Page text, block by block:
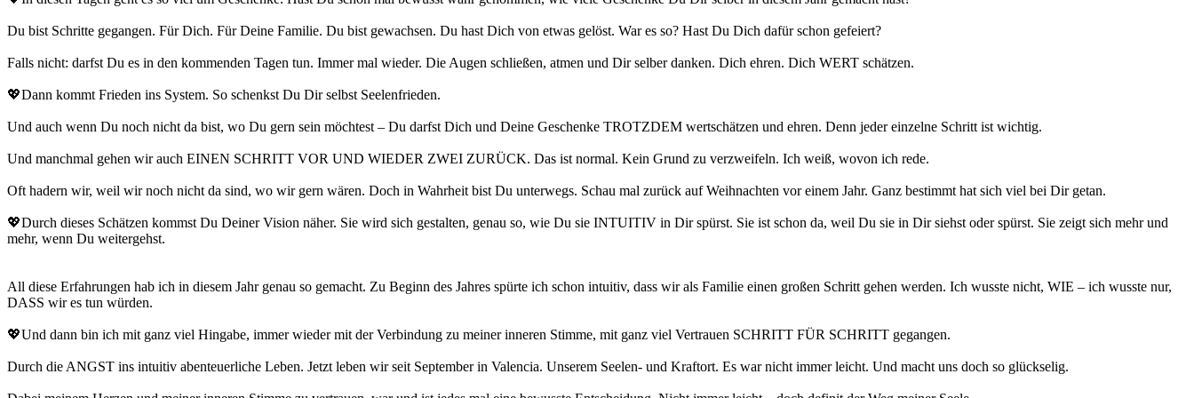
Du bist Schritte gegangen. Für Dich. Für Deine Familie. Du bist gewachsen. Du hast Dich von etwas gelöst. War es so? Hast Du Dich dafür schon gefeiert?
Falls nicht: darfst Du es in den kommenden Tagen tun. Immer mal wieder. Die Augen schließen, atmen und Dir selber danken. Dich ehren. Dich WERT schätzen.
💖Dann kommt Frieden ins System. So schenkst Du Dir selbst Seelenfrieden.
Und auch wenn Du noch nicht da bist, wo Du gern sein möchtest – Du darfst Dich und Deine Geschenke TROTZDEM wertschätzen und ehren. Denn jeder einzelne Schritt ist wichtig.
Und manchmal gehen wir auch EINEN SCHRITT VOR UND WIEDER ZWEI ZURÜCK. Das ist normal. Kein Grund zu verzweifeln. Ich weiß, wovon ich rede.
Oft hadern wir, weil wir noch nicht da sind, wo wir gern wären. Doch in Wahrheit bist Du unterwegs. Schau mal zurück auf Weihnachten vor einem Jahr. Ganz bestimmt hat sich viel bei Dir getan.
💖Durch dieses Schätzen kommst Du Deiner Vision näher. Sie wird sich gestalten, genau so, wie Du sie INTUITIV in Dir spürst. Sie ist schon da, weil Du sie in Dir siehst oder spürst. Sie zeigt sich mehr und
mehr, wenn Du weitergehst.
All diese Erfahrungen hab ich in diesem Jahr genau so gemacht. Zu Beginn des Jahres spürte ich schon intuitiv, dass wir als Familie einen großen Schritt gehen werden. Ich wusste nicht, WIE – ich wusste nur,
DASS wir es tun würden.
💖Und dann bin ich mit ganz viel Hingabe, immer wieder mit der Verbindung zu meiner inneren Stimme, mit ganz viel Vertrauen SCHRITT FÜR SCHRITT gegangen.
Durch die ANGST ins intuitiv abenteuerliche Leben. Jetzt leben wir seit September in Valencia. Unserem Seelen- und Kraftort. Es war nicht immer leicht. Und macht uns doch so glückselig.